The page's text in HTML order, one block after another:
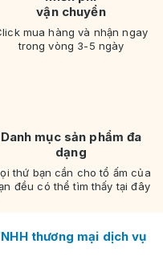
40 cm × Cao 73 cm
mặt bàn
khoang mở rộng
đệm bọc nỉ
gập ẩn, dễ gọn gàng.
vận chuyển
mua hàng và nhận ngay
trong vòng 3-5 ngày
Danh mục sản phẩm đa
dạng
thứ bạn cần cho tổ ấm của
đều có thể tìm thấy tại đây
thương mại dịch vụ